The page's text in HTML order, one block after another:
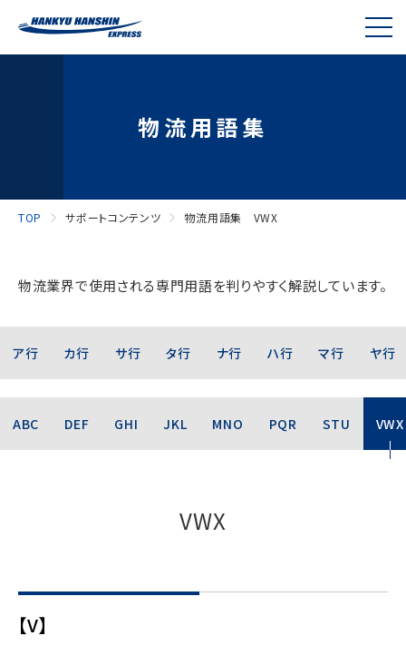
物流用語集
TOP サポートコンテンツ 物流用語集 VWX
物流業界で使用される専門用語を判りやすく解説しています。
ア行 カ行 サ行 タ行 ナ行 ハ行 マ行 ヤ行
ABC DEF GHI JKL MNO PQR STU VWX
VWX
【V】